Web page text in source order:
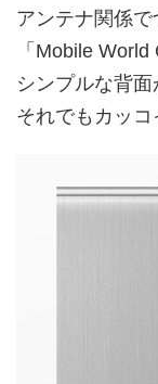
アンテナ関係で
「Mobile
シンプルな背面
それでもカッコ